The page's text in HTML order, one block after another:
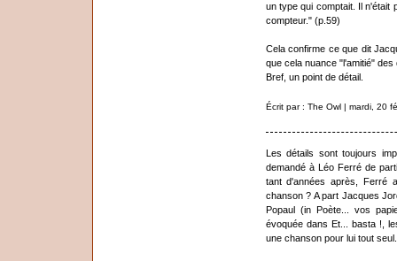
un type qui comptait. Il n'était
compteur." (p.59)
Cela confirme ce que dit
que cela nuance "l'amitié" des
Bref, un point de détail.
Écrit par : The Owl | mardi, 20
Les détails sont toujours
demandé à Léo Ferré de
tant d'années après, Ferré
chanson ? A part Jacques
Popaul (in Poète... vos
évoquée dans Et... basta !,
une chanson pour lui tout